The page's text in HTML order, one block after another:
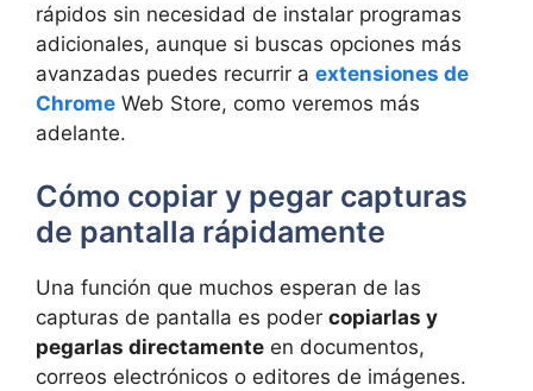
rápidos sin necesidad de instalar programas
adicionales, aunque si buscas opciones más
avanzadas puedes recurrir a extensiones de
Chrome Web Store, como veremos más
adelante.
Cómo copiar y pegar capturas
de pantalla rápidamente
Una función que muchos esperan de las
capturas de pantalla es poder copiarlas y
pegarlas directamente en documentos,
correos electrónicos o editores de imágenes.